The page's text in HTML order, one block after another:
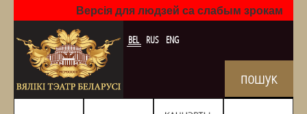
Версія для людзей са слабым зрокам
BEL RUS ENG